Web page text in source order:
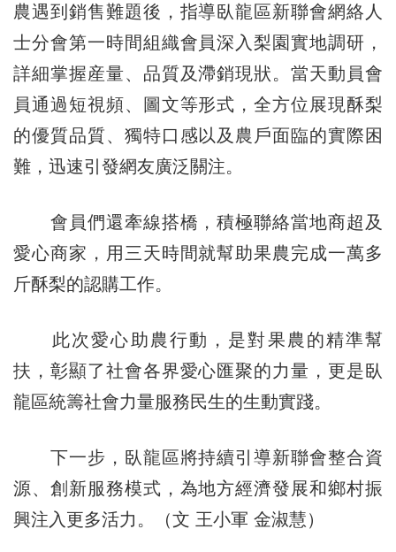
農遇到銷售難題後 ，指導臥龍區新聯會網絡人
士分會第一時間組織會員深入梨園實地調研，
詳細掌握産量、品質及滯銷現狀。當天動員會
員通過短視頻、圖文等形式，全方位展現酥梨
的優質品質、獨特口感以及農戶面臨的實際困
難，迅速引發網友廣泛關注。
會員們還牽線搭橋，積極聯絡當地商超及
愛心商家，用三天時間就幫助果農完成一萬多
斤酥梨的認購工作。
此次愛心助農行動，是對果農的精準幫
扶，彰顯了社會各界愛心匯聚的力量，更是臥
龍區統籌社會力量服務民生的生動實踐。
下一步，臥龍區將持續引導新聯會整合資
源、創新服務模式，為地方經濟發展和鄉村振
興注入更多活力。（文 王小軍 金淑慧）